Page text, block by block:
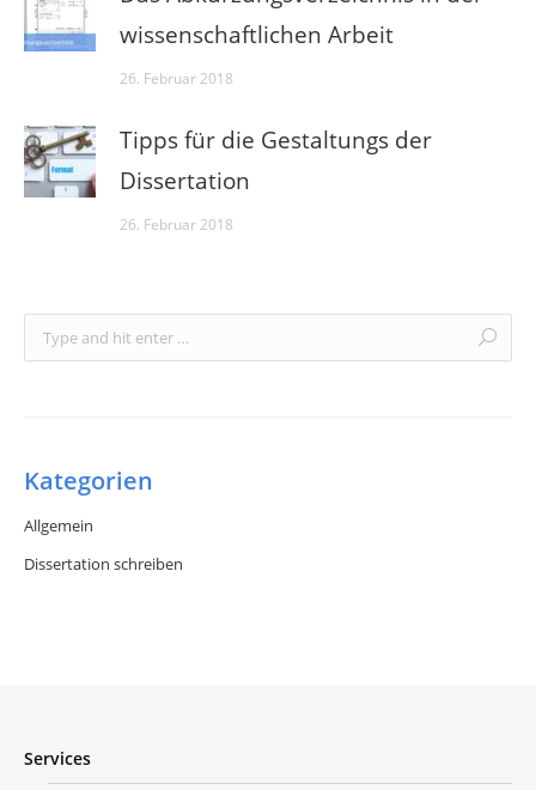
wissenschaftlichen Arbeit
26. Februar 2018
Tipps für die Gestaltungs der
Dissertation
26. Februar 2018
Kategorien
Allgemein
Dissertation schreiben
Services